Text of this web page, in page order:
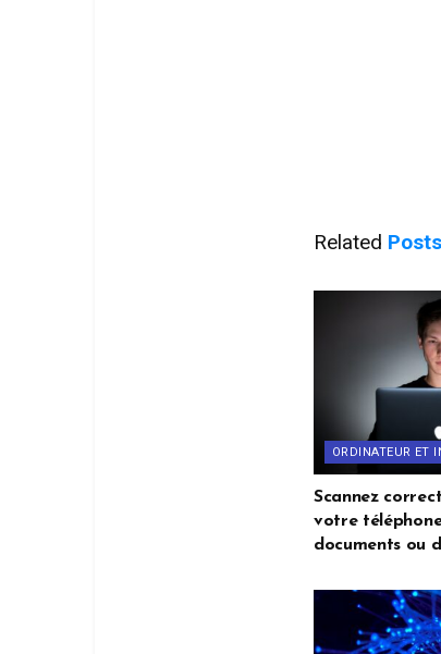
Related Posts
ORDINATEUR ET
Scannez
votre
documents ou